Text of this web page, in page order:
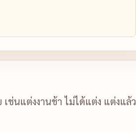
นแต่งงานช้า ไม่ได้แต่ง แต่งแล้ว